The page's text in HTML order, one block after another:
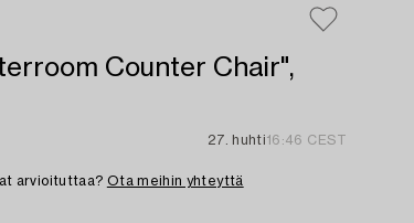
Counter Chair",
27. huhti16:46 CEST
arvioituttaa? Ota meihin yhteyttä